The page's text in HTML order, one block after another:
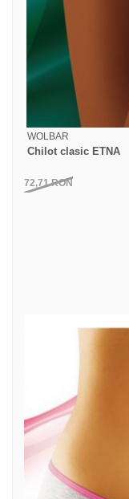
WOLBAR
Chilot clasic ETNA
72,71RON